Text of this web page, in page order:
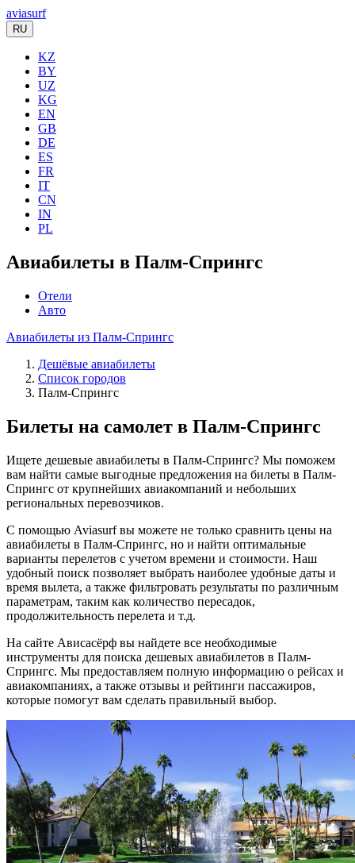
aviasurf
RU
KZ
BY
UZ
KG
EN
GB
DE
ES
FR
IT
CN
IN
PL
Авиабилеты в Палм-Спрингс
Отели
Авто
Авиабилеты из Палм-Спрингс
Дешёвые авиабилеты
Список городов
Палм-Спрингс
Билеты на самолет в Палм-Спрингс
Ищете дешевые авиабилеты в Палм-Спрингс? Мы поможем
вам найти самые выгодные предложения на билеты в Палм-
Спрингс от крупнейших авиакомпаний и небольших
региональных перевозчиков.
С помощью Aviasurf вы можете не только сравнить цены на
авиабилеты в Палм-Спрингс, но и найти оптимальные
варианты перелетов с учетом времени и стоимости. Наш
удобный поиск позволяет выбрать наиболее удобные даты и
время вылета, а также фильтровать результаты по различным
параметрам, таким как количество пересадок,
продолжительность перелета и т.д.
На сайте Ависасёрф вы найдете все необходимые
инструменты для поиска дешевых авиабилетов в Палм-
Спрингс. Мы предоставляем полную информацию о рейсах и
авиакомпаниях, а также отзывы и рейтинги пассажиров,
которые помогут вам сделать правильный выбор.